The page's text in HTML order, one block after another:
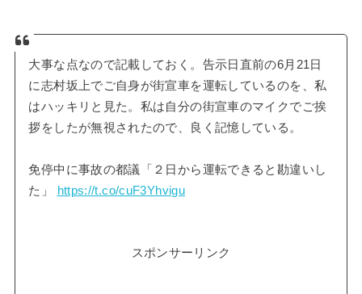
大事な点なので記載しておく。告示日直前の6月21日
に志村坂上でご自身が街宣車を運転しているのを、私
はハッキリと見た。私は自分の街宣車のマイクでご挨
拶をしたが無視されたので、良く記憶している。
免停中に事故の都議「２日から運転できると勘違いし
た」 https://t.co/cuF3Yhvigu
スポンサーリンク